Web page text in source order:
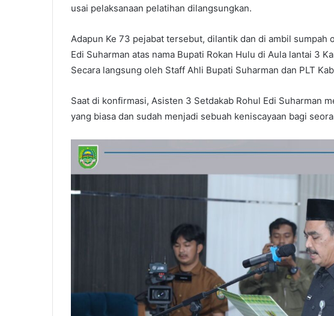
usai pelaksanaan pelatihan dilangsungkan.
Adapun Ke 73 pejabat tersebut, dilantik dan di ambil sumpah
Edi Suharman atas nama Bupati Rokan Hulu di Aula lantai 3
Secara langsung oleh Staff Ahli Bupati Suharman dan PLT
Saat di konfirmasi, Asisten 3 Setdakab Rohul Edi Suharman
yang biasa dan sudah menjadi sebuah keniscayaan bagi